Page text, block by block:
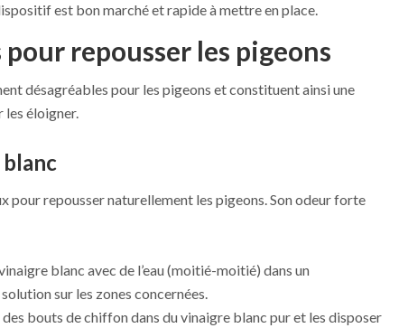
est bon marché et rapide à mettre en place.
repousser les pigeons
désagréables pour les pigeons et constituent ainsi une
éloigner.
pour repousser naturellement les pigeons. Son odeur forte
blanc avec de l’eau (moitié-moitié) dans un
sur les zones concernées.
bouts de chiffon dans du vinaigre blanc pur et les disposer